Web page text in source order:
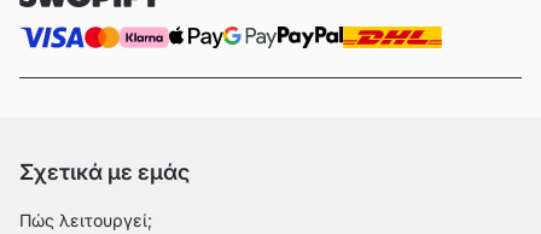
Σχετικά με εμάς
Πώς λειτουργεί;